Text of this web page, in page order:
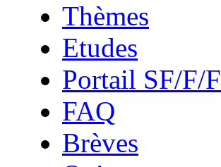
Thèmes
Etudes
Portail SF/F/F
FAQ
Brèves